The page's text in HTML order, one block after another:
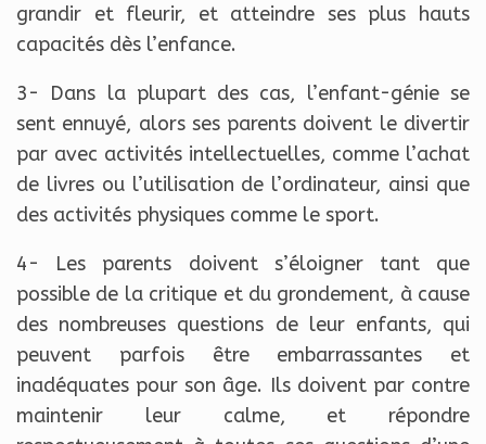
grandir et fleurir, et atteindre ses plus hauts
capacités dès l’enfance.
3- Dans la plupart des cas, l’enfant-génie se
sent ennuyé, alors ses parents doivent le divertir
par avec activités intellectuelles, comme l’achat
de livres ou l’utilisation de l’ordinateur, ainsi que
des activités physiques comme le sport.
4- Les parents doivent s’éloigner tant que
possible de la critique et du grondement, à cause
des nombreuses questions de leur enfants, qui
peuvent parfois être embarrassantes et
inadéquates pour son âge. Ils doivent par contre
maintenir leur calme, et répondre